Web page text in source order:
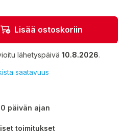
Lisää ostoskoriin
lähetyspäivä 10.8.2026.
saatavuus
päivän ajan
toimitukset